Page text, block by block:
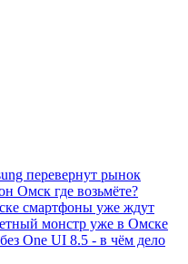
перевернут рынок
Омск где возьмёте?
смартфоны уже ждут
монстр уже в Омске
One UI 8.5 - в чём дело